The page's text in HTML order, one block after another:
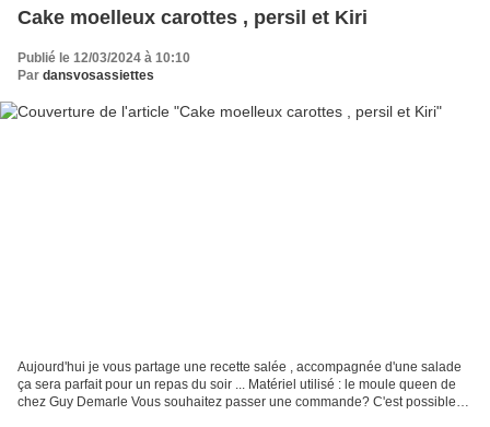
Cake moelleux carottes , persil et Kiri
Publié le 12/03/2024 à 10:10
Par dansvosassiettes
Aujourd'hui je vous partage une recette salée , accompagnée d'une salade
ça sera parfait pour un repas du soir ... Matériel utilisé : le moule queen de
chez Guy Demarle Vous souhaitez passer une commande? C'est possible